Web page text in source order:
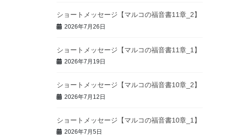
ショートメッセージ【マルコの福音書11章_2】
2026年7月26日
ショートメッセージ【マルコの福音書11章_1】
2026年7月19日
ショートメッセージ【マルコの福音書10章_2】
2026年7月12日
ショートメッセージ【マルコの福音書10章_1】
2026年7月5日